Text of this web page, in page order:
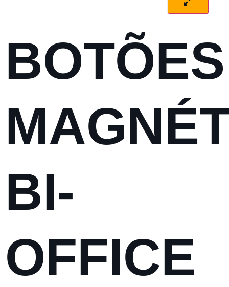
BOTÕES
BI-
OFFICE